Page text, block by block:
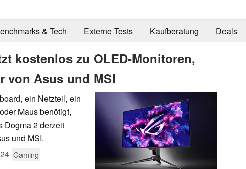
& Tech Externe Tests Kaufberatung Deals
kostenlos zu OLED-Monitoren,
von Asus und MSI
ein Netzteil, ein
Maus benötigt,
Dogma 2 derzeit
und MSI.
Gaming